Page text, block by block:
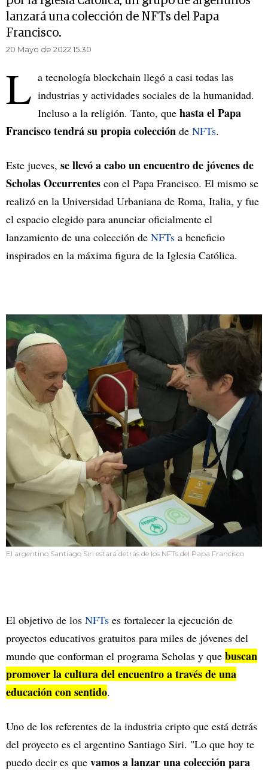
lanzará una colección de NFTs del Papa
Francisco.
20 Mayo de 2022 15.30
L a tecnología blockchain llegó a casi todas las
industrias y actividades sociales de la humanidad.
Incluso a la religión. Tanto, que hasta el Papa
Francisco tendrá su propia colección de NFTs.
Este jueves, se llevó a cabo un encuentro de jóvenes de
Scholas Occurrentes con el Papa Francisco. El mismo se
realizó en la Universidad Urbaniana de Roma, Italia, y fue
el espacio elegido para anunciar oficialmente el
lanzamiento de una colección de NFTs a beneficio
inspirados en la máxima figura de la Iglesia Católica.
El argentino Santiago Siri estará detrás de los NFTs del Papa Francisco
El objetivo de los NFTs es fortalecer la ejecución de
proyectos educativos gratuitos para miles de jóvenes del
mundo que conforman el programa Scholas y que buscan
promover la cultura del encuentro a través de una
educación con sentido.
Uno de los referentes de la industria cripto que está detrás
del proyecto es el argentino Santiago Siri. "Lo que hoy te
puedo decir es que vamos a lanzar una colección para